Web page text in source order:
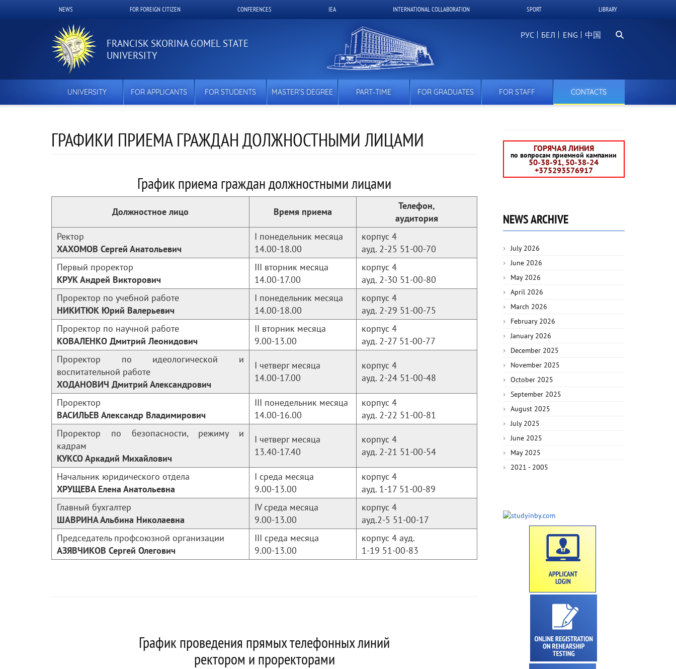
Верхнее
меню
NEWS FOR FOREIGN CITIZEN CONFERENCES IEA INTERNATIONAL COLLABORATION SPORT LIBRARY
FRANCISK SKORINA GOMEL STATE
UNIVERSITY
РУС БЕЛ 中国 Search
UNIVERSITY FOR APPLICANTS FOR STUDENTS MASTER’S DEGREE PART-TIME FOR GRADUATES FOR STAFF CONTACTS
ГРАФИКИ ПРИЕМА ГРАЖДАН ДОЛЖНОСТНЫМИ ЛИЦАМИ
График приема граждан должностными лицами
Должностное лицо Время приема
Телефон,
аудитория
Ректор
ХАХОМОВ Сергей Анатольевич
I понедельник месяца
14.00-18.00
корпус 4
ауд. 2-25 51-00-70
Первый проректор
КРУК Андрей Викторович
III вторник месяца
14.00-17.00
корпус 4
ауд. 2-30 51-00-80
Проректор по учебной работе
НИКИТЮК Юрий Валерьевич
I понедельник месяца
14.00-18.00
корпус 4
ауд. 2-29 51-00-75
Проректор по научной работе
КОВАЛЕНКО Дмитрий Леонидович
II вторник месяца
9.00-13.00
корпус 4
ауд. 2-27 51-00-77
Проректор по идеологической и
воспитательной работе
ХОДАНОВИЧ Дмитрий Александрович
I четверг месяца
14.00-17.00
корпус 4
ауд. 2-24 51-00-48
Проректор
ВАСИЛЬЕВ Александр Владимирович
III понедельник месяца
14.00-16.00
корпус 4
ауд. 2-22 51-00-81
Проректор по безопасности, режиму и
кадрам
КУКСО Аркадий Михайлович
I четверг месяца
13.40-17.40
корпус 4
ауд. 2-21 51-00-54
Начальник юридического отдела
ХРУЩЕВА Елена Анатольевна
I среда месяца
9.00-13.00
корпус 4
ауд. 1-17 51-00-89
Главный бухгалтер
ШАВРИНА Альбина Николаевна
IV среда месяца
9.00-13.00
корпус 4
ауд.2-5 51-00-17
Председатель профсоюзной организации
АЗЯВЧИКОВ Сергей Олегович
III среда месяца
9.00-13.00
корпус 4 ауд.
1-19 51-00-83
График проведения прямых телефонных линий
ректором и проректорами
ГОРЯЧАЯ ЛИНИЯ
по вопросам приемной кампании
50-38-91, 50-38-24
+375293576917
NEWS ARCHIVE
July 2026
June 2026
May 2026
April 2026
March 2026
February 2026
January 2026
December 2025
November 2025
October 2025
September 2025
August 2025
July 2025
June 2025
May 2025
2021 - 2005